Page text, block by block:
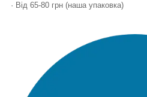
· Від 65-80 грн (наша упаковка)